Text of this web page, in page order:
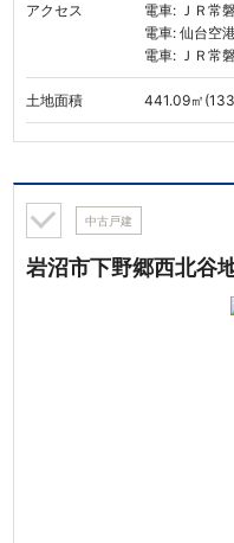
アクセス
電車: ＪＲ常
電車: 仙台空
電車: ＪＲ常
土地面積 441.09㎡
中古戸建
岩沼市下野郷西北谷